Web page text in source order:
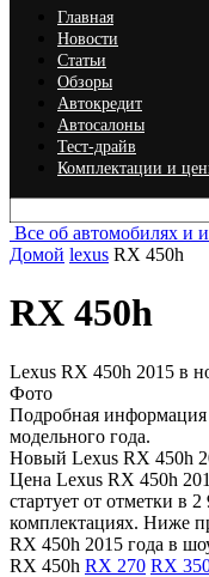
Главная
Новости
Статьи
Обзоры
Автокредит
Автосалоны
Тест-драйв
Комплектации и
Все об автомобилях и
Домой lexus RX 450h
RX 450h
Lexus RX 450h 2015 в
Фото
Подробная
модельного года.
Новый Lexus RX 450h
Цена Lexus RX 450h
стартует от отметки в
комплектациях. Ниже
RX 450h 2015 года в
RX 450h RX 270 RX